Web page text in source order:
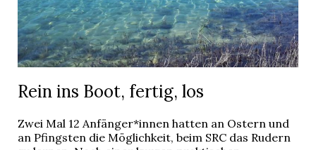
Rein ins Boot, fertig, los
Zwei Mal 12 Anfänger*innen hatten an Ostern und
an Pfingsten die Möglichkeit, beim SRC das Rudern